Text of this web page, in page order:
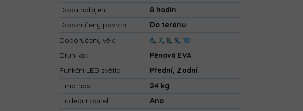
Doba nabíjení:
8 hodin
Doporučený povrch:
Do terénu
Doporučený věk: 6, 7, 8, 9,10
Druh kol:
Pěnová EVA
Funkční LED světla:
Přední, Zadní
Hmotnost:
24 kg
Hudební panel:
Ano